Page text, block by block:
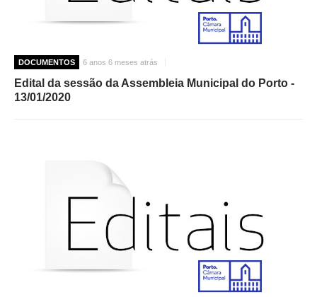
DOCUMENTOS 6 anos 6 meses atrás
Edital da sessão da Assembleia Municipal do Porto -
13/01/2020